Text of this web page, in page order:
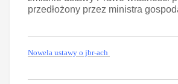
przedłożony przez ministra
Nowela ustawy o jbr-ach